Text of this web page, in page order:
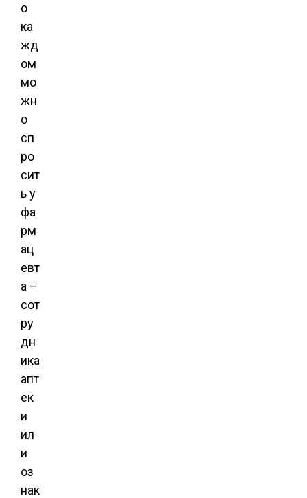
о
ка
жд
ом
мо
жн
о
сп
ро
сит
ь у
фа
рм
ац
евт
а –
сот
ру
дн
ика
апт
ек
и
ил
и
оз
нак